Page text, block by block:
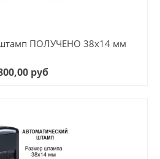
ПОЛУЧЕНО 38х14 мм
руб